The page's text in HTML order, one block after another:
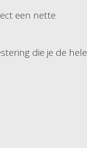
een nette
die je de hele